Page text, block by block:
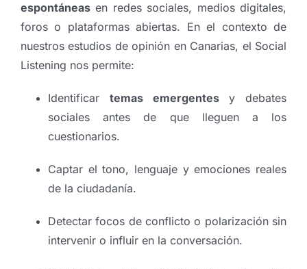
espontáneasen redes sociales, medios digitales,
foros o plataformas abiertas. En el contexto de
nuestros estudios de opinión en Canarias, el Social
Listening nos permite:
Identificar temas emergentesy debates
sociales antes de que lleguen a los
cuestionarios.
Captar el tono, lenguaje y emociones reales
de la ciudadanía.
Detectar focos de conflicto o polarización sin
intervenir o influir en la conversación.